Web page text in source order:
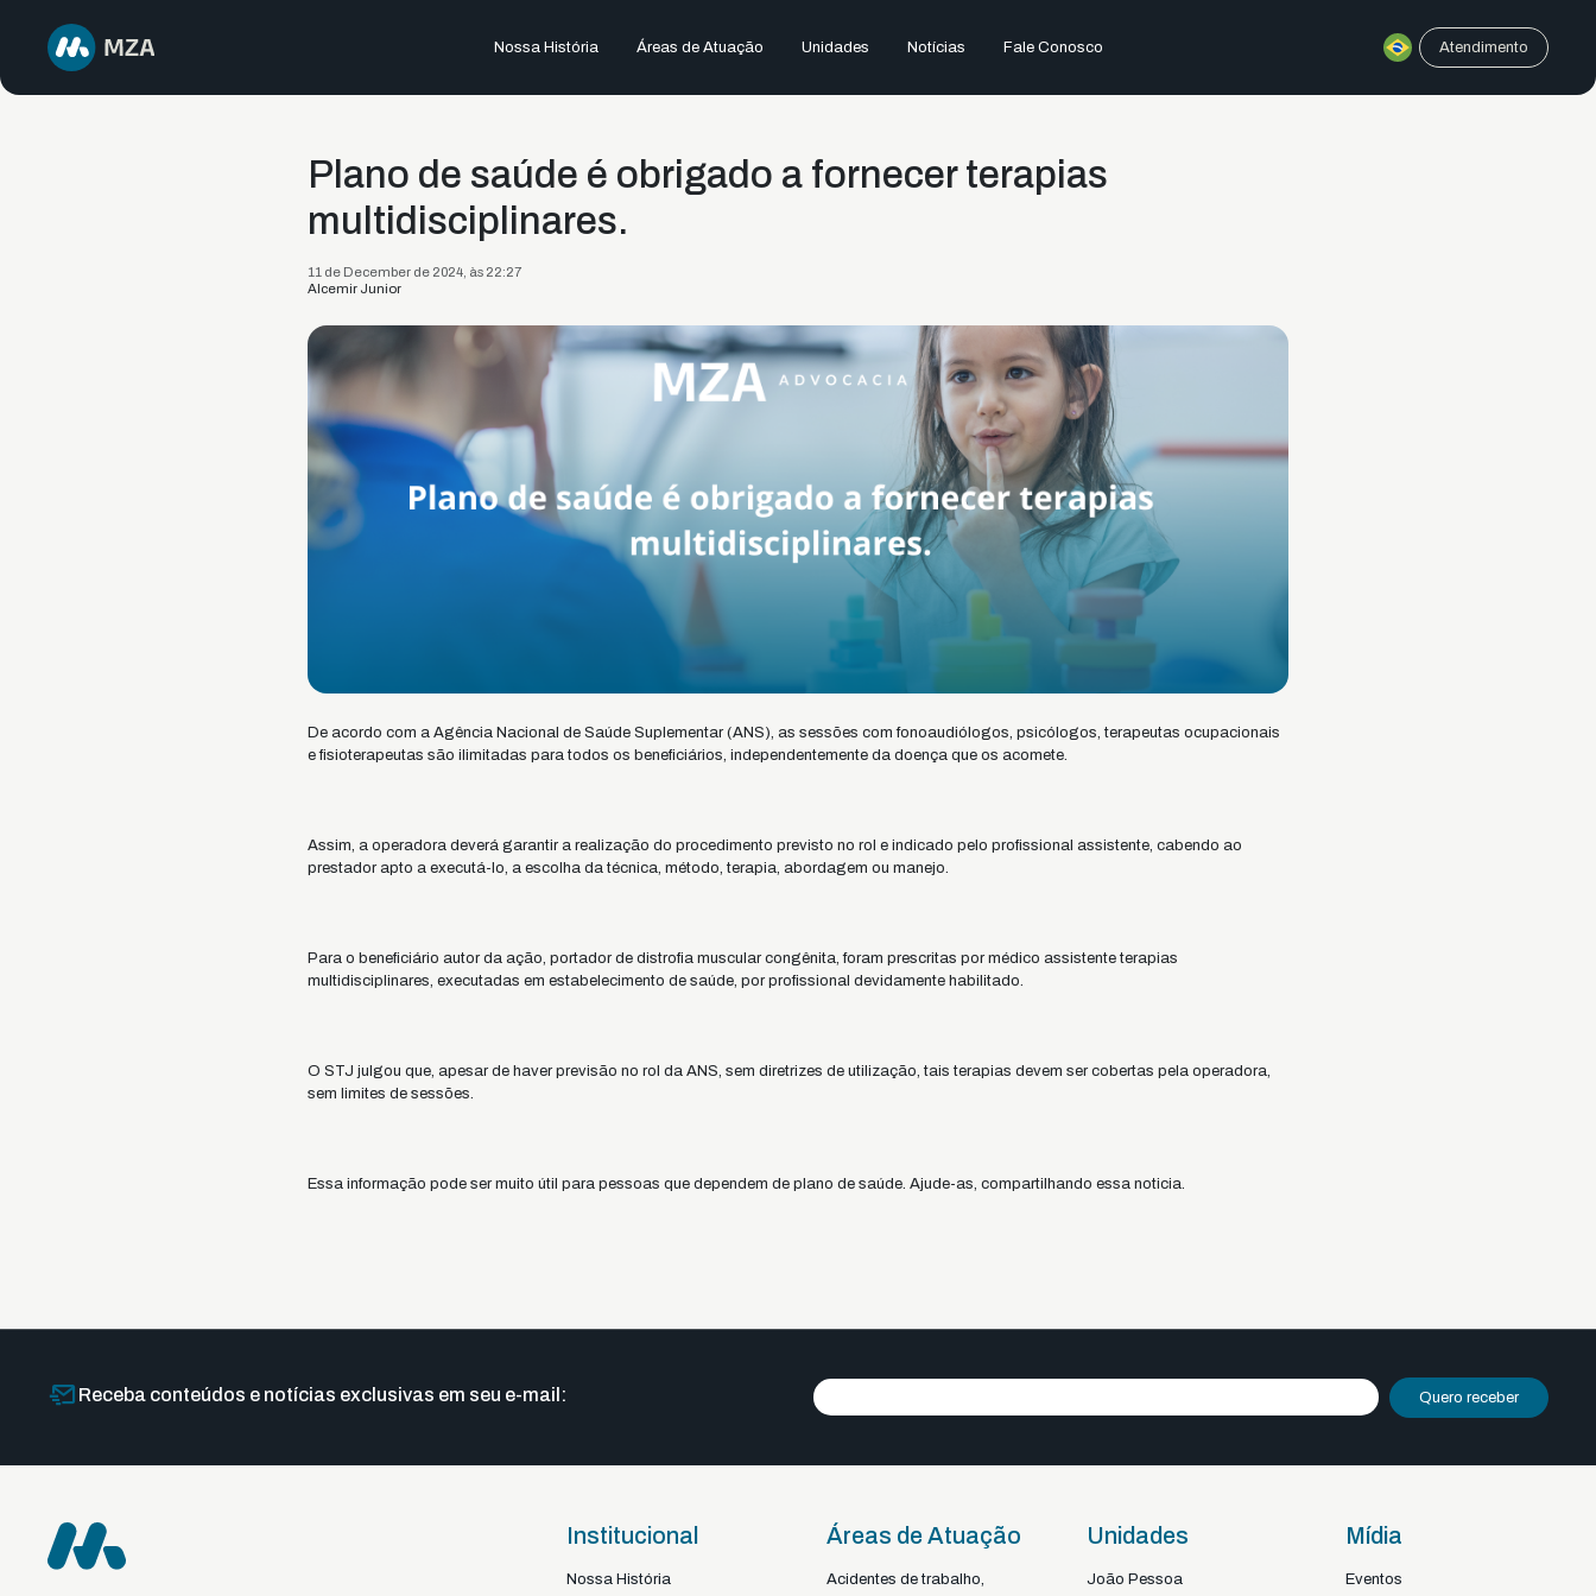
Nossa História Áreas de Atuação Unidades Notícias Fale Conosco Atendimento
Plano de saúde é obrigado a fornecer terapias
multidisciplinares.
11 de December de 2024, às 22:27
Alcemir Junior
De acordo com a Agência Nacional de Saúde Suplementar (ANS), as sessões com fonoaudiólogos, psicólogos, terapeutas ocupacionais
e fisioterapeutas são ilimitadas para todos os beneficiários, independentemente da doença que os acomete.
Assim, a operadora deverá garantir a realização do procedimento previsto no rol e indicado pelo profissional assistente, cabendo ao
prestador apto a executá-lo, a escolha da técnica, método, terapia, abordagem ou manejo.
Para o beneficiário autor da ação, portador de distrofia muscular congênita, foram prescritas por médico assistente terapias
multidisciplinares, executadas em estabelecimento de saúde, por profissional devidamente habilitado.
O STJ julgou que, apesar de haver previsão no rol da ANS, sem diretrizes de utilização, tais terapias devem ser cobertas pela operadora,
sem limites de sessões.
Essa informação pode ser muito útil para pessoas que dependem de plano de saúde. Ajude-as, compartilhando essa noticia.
Receba conteúdos e notícias exclusivas em seu e-mail: Quero receber
Institucional
Nossa História
Áreas de Atuação
Acidentes de trabalho,
Unidades
João Pessoa
Mídia
Eventos